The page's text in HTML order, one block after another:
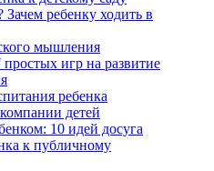
ребенку ходить в
мышления
игр на развитие
ребенка
детей
10 идей досуга
к публичному